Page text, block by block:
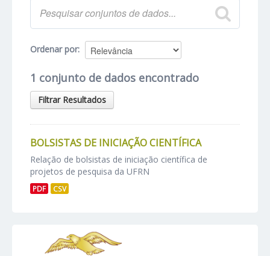
Ordenar por
1 conjunto de dados encontrado
Filtrar Resultados
BOLSISTAS DE INICIAÇÃO CIENTÍFICA
Relação de bolsistas de iniciação científica de
projetos de pesquisa da UFRN
PDF CSV